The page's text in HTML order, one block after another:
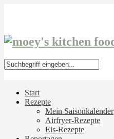
Start
Rezepte
Mein Saisonkalender
Airfryer-Rezepte
Eis-Rezepte